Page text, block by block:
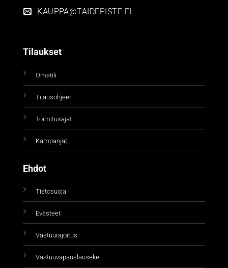
KAUPPA@TAIDEPISTE.FI
Tilaukset
Omatili
Tilausohjeet
Toimitusajat
Kampanjat
Ehdot
Tietosuoja
Evästeet
Vastuurajoitus
Vastuuvapauslauseke